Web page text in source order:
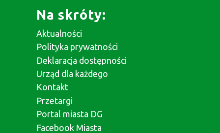
Na skróty:
Aktualności
Polityka prywatności
Deklaracja dostępności
Urząd dla każdego
Kontakt
Przetargi
Portal miasta DG
Facebook Miasta